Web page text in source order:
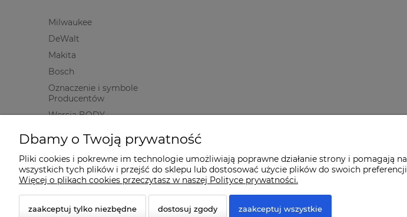
Milwaukee
DeWalt
Makita
Bosch
Oznaczenie i symbole
Producentów
Wersja BODY
© 2026 www.qmart.pl. Wszelkie prawa zastrzeżone.
Dbamy o Twoją prywatność
Pliki cookies i pokrewne im technologie umożliwiają poprawne działanie strony i pomagają
wszystkich tych plików i przejść do sklepu lub dostosować użycie plików do swoich
Więcej o plikach cookies przeczytasz w naszej Polityce prywatności.
zaakceptuj tylko niezbędne dostosuj zgody zaakceptuj wszystkie